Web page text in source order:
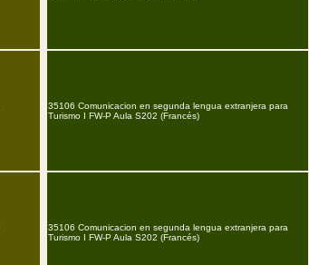
35106 Comunicacion en segunda lengua extranjera para
Turismo I FW-P Aula S202 (Francés)
35106 Comunicacion en segunda lengua extranjera para
Turismo I FW-P Aula S202 (Francés)